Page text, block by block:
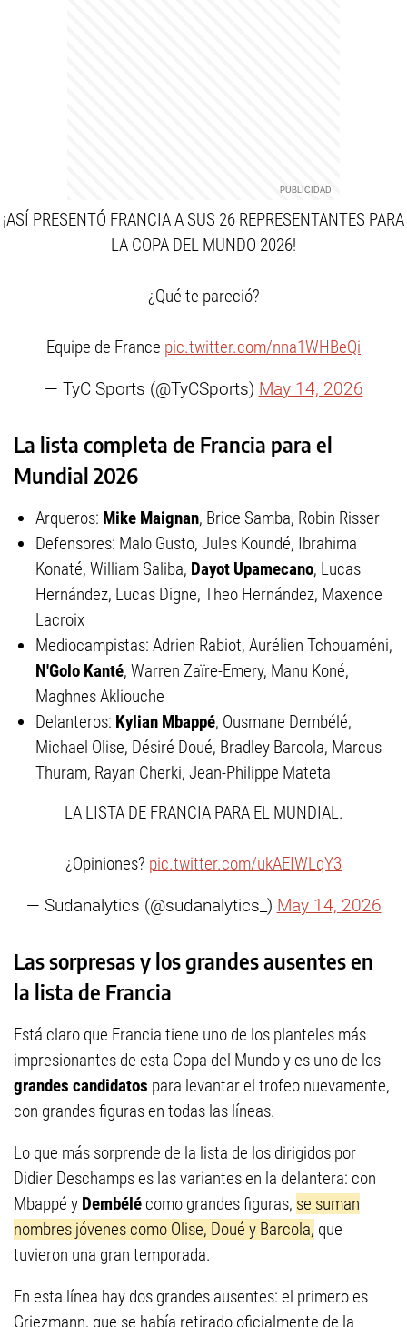
¡ASÍ PRESENTÓ FRANCIA A SUS 26 REPRESENTANTES PARA
LA COPA DEL MUNDO 2026!
¿Qué te pareció?
Equipe de France pic.twitter.com/nna1WHBeQi
— TyC Sports (@TyCSports) May 14, 2026
La lista completa de Francia para el
Mundial 2026
Arqueros: Mike Maignan, Brice Samba, Robin Risser
Defensores: Malo Gusto, Jules Koundé, Ibrahima
Konaté, William Saliba, Dayot Upamecano, Lucas
Hernández, Lucas Digne, Theo Hernández, Maxence
Lacroix
Mediocampistas: Adrien Rabiot, Aurélien Tchouaméni,
N'Golo Kanté, Warren Zaïre-Emery, Manu Koné,
Maghnes Akliouche
Delanteros: Kylian Mbappé, Ousmane Dembélé,
Michael Olise, Désiré Doué, Bradley Barcola, Marcus
Thuram, Rayan Cherki, Jean-Philippe Mateta
LA LISTA DE FRANCIA PARA EL MUNDIAL.
¿Opiniones? pic.twitter.com/ukAEIWLqY3
— Sudanalytics (@sudanalytics_) May 14, 2026
Las sorpresas y los grandes ausentes en
la lista de Francia
Está claro que Francia tiene uno de los planteles más
impresionantes de esta Copa del Mundo y es uno de los
grandes candidatos para levantar el trofeo nuevamente,
con grandes figuras en todas las líneas.
Lo que más sorprende de la lista de los dirigidos por
Didier Deschamps es las variantes en la delantera: con
Mbappé y Dembélé como grandes figuras, se suman
nombres jóvenes como Olise, Doué y Barcola, que
tuvieron una gran temporada.
En esta línea hay dos grandes ausentes: el primero es
Griezmann, que se había retirado oficialmente de la